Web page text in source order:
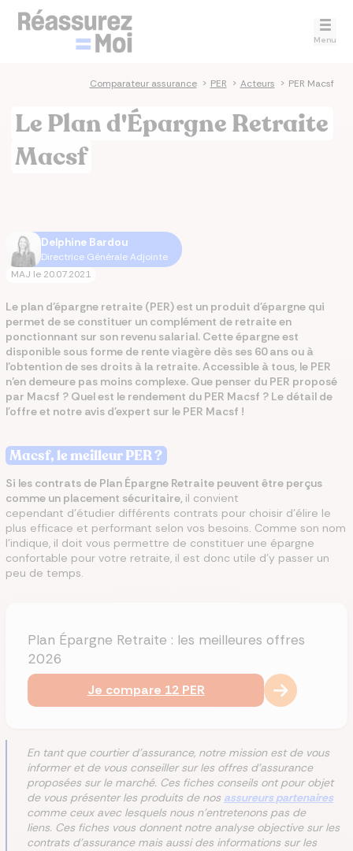
Menu
Comparateur assurance > PER > Acteurs > PER Macsf
Le Plan d'Épargne Retraite
Macsf
Delphine Bardou
Directrice Générale Adjointe
MAJ le 20.07.2021
Le plan d’épargne retraite (PER) est un produit d'épargne qui
permet de se constituer un complément de retraite en
ponctionnant sur son revenu salarial. Cette épargne est
disponible sous forme de rente viagère dès ses 60 ans ou à
l’obtention de ses droits à la retraite. Accessible à tous, le PER
n’en demeure pas moins complexe. Que penser du PER proposé
par Macsf ? Quel est le rendement du PER Macsf ? Le détail de
l'offre et notre avis d'expert sur le PER Macsf !
Macsf, le meilleur PER ?
Si les contrats de Plan Épargne Retraite peuvent être perçus
comme un placement sécuritaire, il convient
cependant d’étudier différents contrats pour choisir d'élire le
plus efficace et performant selon vos besoins. Comme son nom
l’indique, il doit vous permettre de constituer une épargne
confortable pour votre retraite, il est donc utile d’y passer un
peu de temps.
Plan Épargne Retraite : les meilleures offres
2026
Je compare 12 PER
En tant que courtier d'assurance, notre mission est de vous
informer et de vous conseiller sur les offres d'assurance
proposées sur le marché. Ces fiches conseils ont pour objet
de vous présenter les produits de nos assureurs partenaires
comme ceux avec lesquels nous n'entretenons pas de
liens. Ces fiches vous donnent notre analyse objective sur les
contrats d'assurance mais aussi des informations sur les